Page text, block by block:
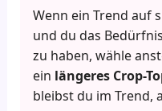
Wenn ein Trend auf
und du das
zu haben, wähle
ein längeres Crop-
bleibst du im Trend,